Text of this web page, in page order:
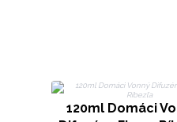
120ml Domáci